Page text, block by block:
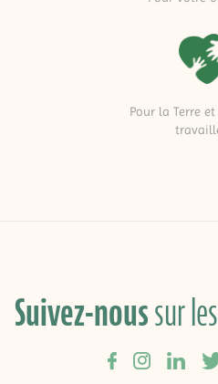
Pour la Terre
Suivez-noussur